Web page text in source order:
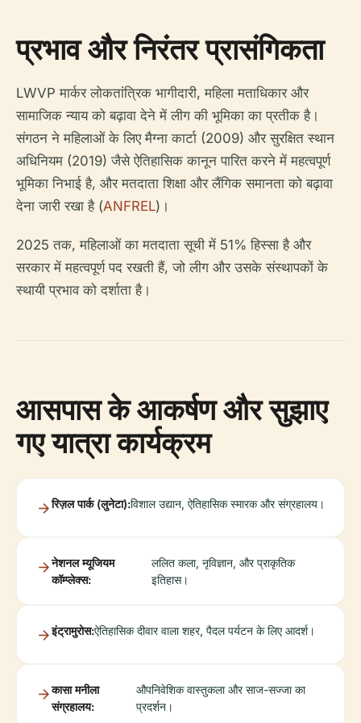
प्रभाव और निरंतर प्रासंगिकता
LWVP मार्कर लोकतांत्रिक भागीदारी, महिला मताधिकार और
सामाजिक न्याय को बढ़ावा देने में लीग की भूमिका का प्रतीक है।
संगठन ने महिलाओं के लिए मैग्ना कार्टा (2009) और सुरक्षित स्थान
अधिनियम (2019) जैसे ऐतिहासिक कानून पारित करने में महत्वपूर्ण
भूमिका निभाई है, और मतदाता शिक्षा और लैंगिक समानता को बढ़ावा
देना जारी रखा है (ANFREL)।
2025 तक, महिलाओं का मतदाता सूची में 51% हिस्सा है और
सरकार में महत्वपूर्ण पद रखती हैं, जो लीग और उसके संस्थापकों के
स्थायी प्रभाव को दर्शाता है।
आसपास के आकर्षण और सुझाए
गए यात्रा कार्यक्रम
रिज़ल पार्क (लुनेटा):विशाल उद्यान, ऐतिहासिक स्मारक और संग्रहालय।
नेशनल म्यूजियम
कॉम्प्लेक्स:
ललित कला, नृविज्ञान, और प्राकृतिक
इतिहास।
इंट्रामुरोस:ऐतिहासिक दीवार वाला शहर, पैदल पर्यटन के लिए आदर्श।
कासा मनीला
संग्रहालय:
औपनिवेशिक वास्तुकला और साज-सज्जा का
प्रदर्शन।